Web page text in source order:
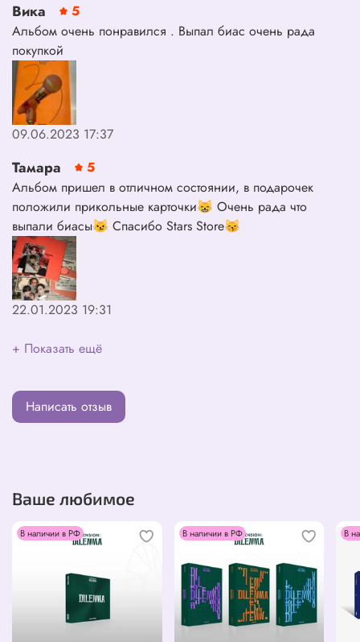
Вика
5
Альбом очень понравился . Выпал биас очень рада
покупкой
09.06.2023 17:37
Тамара
5
Альбом пришел в отличном состоянии, в подарочек
положили прикольные карточки😸 Очень рада что
выпали биасы😼 Спасибо Stars Store😽
22.01.2023 19:31
+ Показать ещё
Написать отзыв
Ваше любимое
В наличии в РФ В наличии в РФ В